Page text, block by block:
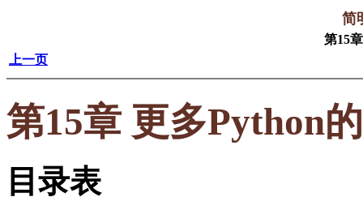
简
第15
上一页
第15章 更多Python
目录表